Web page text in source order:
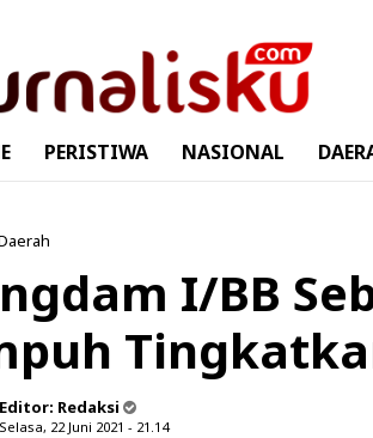
PERISTIWA NASIONAL
I/BB
Editor: Redaksi
Selasa, 22 Juni 2021 - 21.14